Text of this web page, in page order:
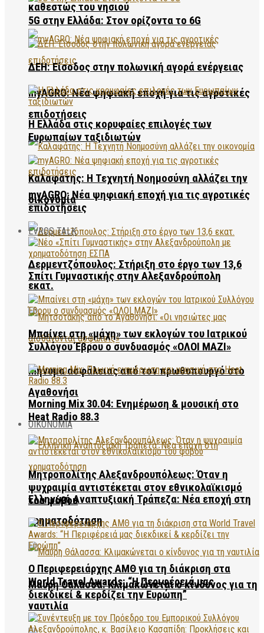
καθεστώς του νησιού
myAGRO: Νέα ψηφιακή εποχή για τις αγροτικές
επιδοτήσεις
Καλαφάτης: Η Τεχνητή Νοημοσύνη αλλάζει την
οικονομία
Δερμεντζόπουλος: Στήριξη στο έργο των 13,6
εκατ.
Μήνυμα ασφάλειας από τον πρωθυπουργό στο
Αγαθονήσι
ΟΙΚΟΝΟΜΙΑ
Ελληνική Αναπτυξιακή Τράπεζα: Νέα εποχή στη
χρηματοδότηση
Μαύρη Θάλασσα: Κλιμακώνεται ο κίνδυνος για τη
ναυτιλία
5G στην Ελλάδα: Στον ορίζοντα το 6G
ΔΕΗ: Είσοδος στην πολωνική αγορά ενέργειας
Η Ελλάδα στις κορυφαίες επιλογές των
Ευρωπαίων ταξιδιωτών
myAGRO: Νέα ψηφιακή εποχή για τις αγροτικές
επιδοτήσεις
EVROS TALK
Σπίτι Γυμναστικής στην Αλεξανδρούπολη
Μπαίνει στη «μάχη» των εκλογών του Ιατρικού
Συλλόγου Έβρου ο συνδυασμός «ΟΛΟΙ ΜΑΖΙ»
Morning Mix 30.04: Ενημέρωση & μουσική στο
Heat Radio 88.3
Μητροπολίτης Αλεξανδρουπόλεως: Όταν η
ψυχραιμία αντιστέκεται στον εθνικολαϊκισμό
του φόβου
Ο Περιφερειάρχης ΑΜΘ για τη διάκριση στα
World Travel Awards: “Η Περιφέρειά μας
διεκδικεί & κερδίζει την Ευρώπη”